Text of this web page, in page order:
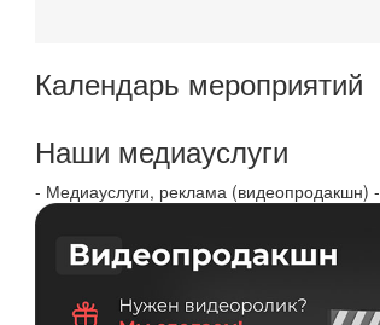
Календарь мероприятий
Наши медиауслуги
- Медиауслуги, реклама (видеопродакшн) -